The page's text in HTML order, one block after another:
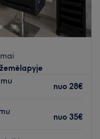
puikaus nagų salono
2G, 4G, 7, 21, 22,
118, 125 bei
darbo specialistė,
nuo 28€
nuo 35€